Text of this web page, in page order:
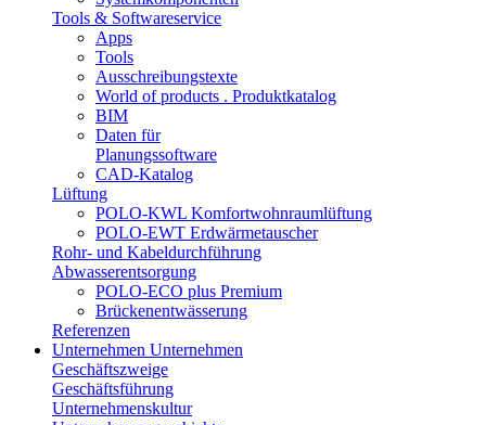
Tools & Softwareservice
Apps
Tools
Ausschreibungstexte
World of products . Produktkatalog
BIM
Daten für
Planungssoftware
CAD-Katalog
Lüftung
POLO-KWL Komfortwohnraumlüftung
POLO-EWT Erdwärmetauscher
Rohr- und Kabeldurchführung
Abwasserentsorgung
POLO-ECO plus Premium
Brückenentwässerung
Referenzen
Unternehmen Unternehmen
Geschäftszweige
Geschäftsführung
Unternehmenskultur